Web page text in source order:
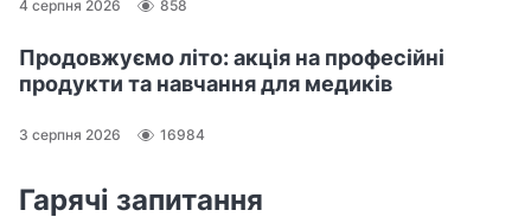
4 серпня 2026 858
Продовжуємо літо: акція на професійні
продукти та навчання для медиків
3 серпня 2026 16984
Гарячі запитання